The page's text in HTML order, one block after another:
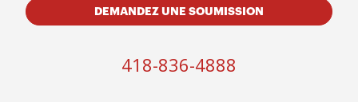
DEMANDEZ UNE SOUMISSION
418-836-4888